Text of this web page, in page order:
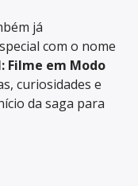
já
com o nome
Filme em Modo
curiosidades e
da saga para